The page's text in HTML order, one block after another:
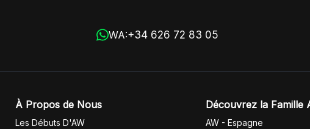
WA:+34 626 72 83 05
À Propos de Nous
Les Débuts D'AW
Découvrez la Famille
AW - Espagne